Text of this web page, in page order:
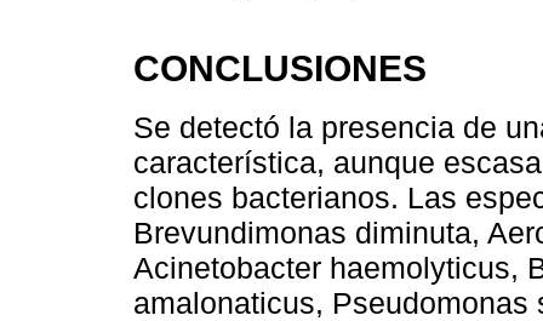
CONCLUSIONES
Se detectó la presencia de
característica, aunque
clones bacterianos. Las
Brevundimonas diminuta,
Acinetobacter haemolyticus,
amalonaticus,